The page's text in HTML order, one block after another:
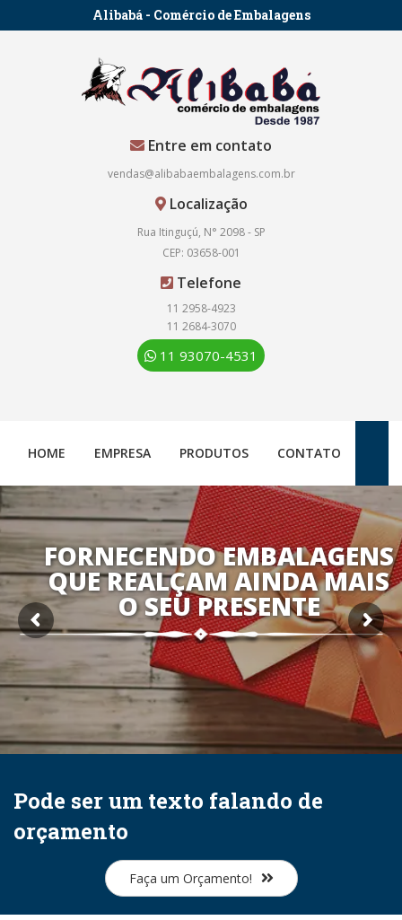
Alibabá - Comércio de Embalagens
Entre em contato
vendas@alibabaembalagens.com.br
Localização
Rua Itinguçú, N° 2098 - SP
CEP: 03658-001
Telefone
11 2958-4923
11 2684-3070
11 93070-4531
HOME EMPRESA PRODUTOS CONTATO
FORNECENDO EMBALAGENS
QUE REALÇAM AINDA MAIS
O SEU PRESENTE
Pode ser um texto falando de
orçamento
Faça um Orçamento!